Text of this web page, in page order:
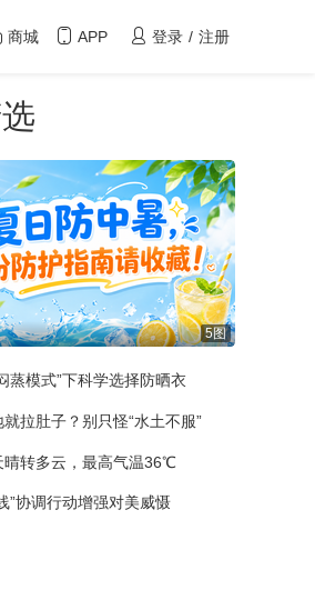
登录 / 注册
商城 APP
5图
蒸模式”下科学选择防晒衣
拉肚子？别只怪“水土不服”
晴转多云，最高气温36℃
”协调行动增强对美威慑